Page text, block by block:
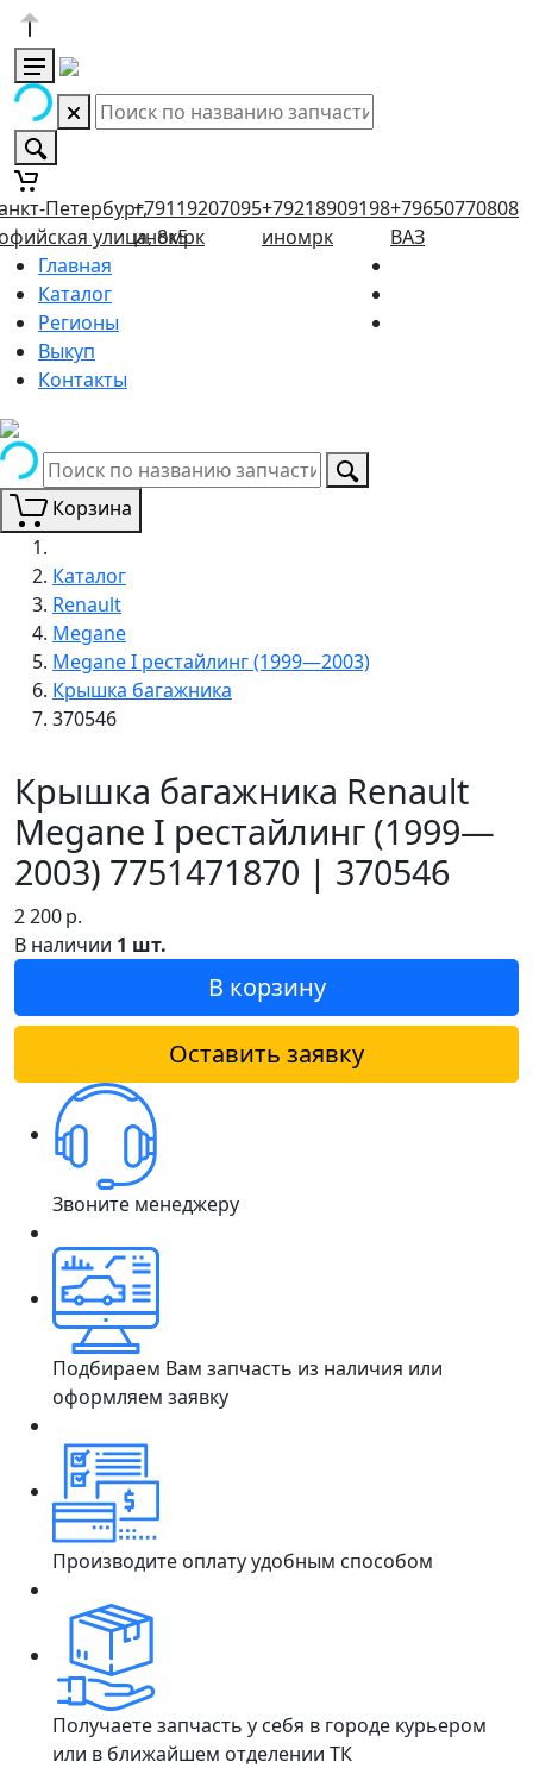
Петербург,
улица, 8к5
+79119207095
иномрк
+79218909198
иномрк
+79650770808
ВАЗ
Главная
Каталог
Регионы
Выкуп
Контакты
Корзина
Каталог
Renault
Megane
Megane I рестайлинг (1999—2003)
Крышка багажника
370546
Крышка багажника Renault
Megane I рестайлинг (1999—
2003) 7751471870 | 370546
2 200р.
В наличии 1 шт.
В корзину
Оставить заявку
Звоните менеджеру
Подбираем Вам запчасть из наличия или
оформляем заявку
Производите оплату удобным способом
Получаете запчасть у себя в городе курьером
или в ближайшем отделении ТК